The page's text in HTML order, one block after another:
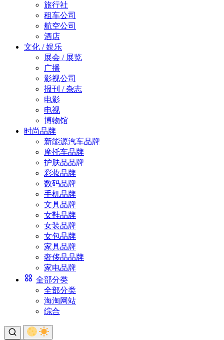
旅行社
租车公司
航空公司
酒店
文化 / 娱乐
展会 / 展览
广播
影视公司
报刊 / 杂志
电影
电视
博物馆
时尚品牌
新能源汽车品牌
摩托车品牌
护肤品品牌
彩妆品牌
数码品牌
手机品牌
文具品牌
女鞋品牌
女装品牌
女包品牌
家具品牌
奢侈品品牌
家电品牌
全部分类
全部分类
海淘网站
综合